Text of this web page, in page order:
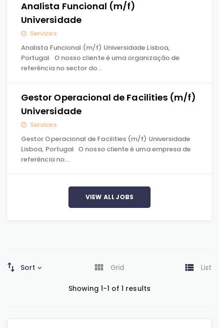
Analista Funcional (m/f)
Universidade
Services
Analista Funcional (m/f) Universidade Lisboa,
Portugal O nosso cliente é uma organização de
referência no sector do…
Gestor Operacional de Facilities (m/f)
Universidade
Services
Gestor Operacional de Facilities (m/f) Universidade
Lisboa, Portugal O nosso cliente é uma empresa de
referência no…
VIEW ALL JOBS
Sort Grid List
Showing 1-1 of 1 results